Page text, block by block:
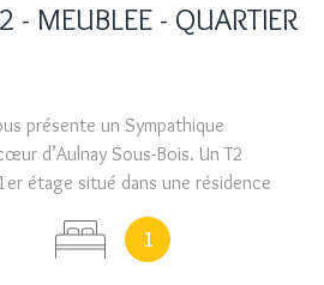
- MEUBLEE - QUARTIER
présente un Sympathique
d’Aulnay Sous-Bois. Un T2
étage situé dans une résidence
et autres commodités.
meublé (cuisine comprise)
comprend un séjour ouvert sur cuisine,
1